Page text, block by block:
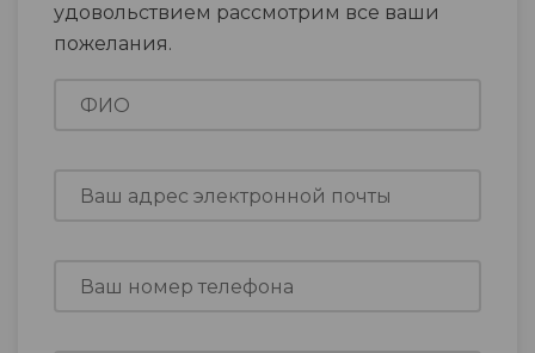
удовольствием рассмотрим все ваши
пожелания.